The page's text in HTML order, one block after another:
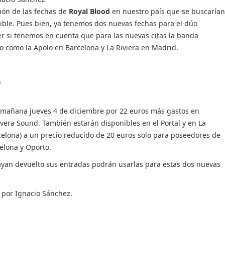
de las fechas de Royal Blood en nuestro país que se buscarían
Pues bien, ya tenemos dos nuevas fechas para el dúo
tenemos en cuenta que para las nuevas citas la banda
la Apolo en Barcelona y La Riviera en Madrid.
jueves 4 de diciembre por 22 euros más gastos en
Sound. También estarán disponibles en el Portal y en La
a un precio reducido de 20 euros solo para poseedores de
y Oporto.
devuelto sus entradas podrán usarlas para estas dos nuevas
Ignacio Sánchez.